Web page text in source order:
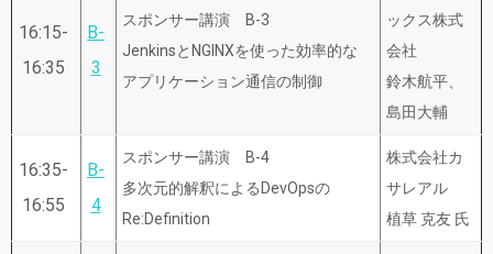
16:15-
16:35
B-
3
スポンサー講演 B-3
JenkinsとNGINXを使った効率的な
アプリケーション通信の制御
ックス株式
会社
鈴木航平、
島田大輔
16:35-
16:55
B-
4
スポンサー講演 B-4
多次元的解釈によるDevOpsの
Re:Definition
株式会社カ
サレアル
植草 克友 氏